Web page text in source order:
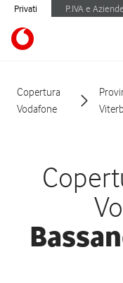
Privati P.IVA e Aziende
Copertura
Vodafone